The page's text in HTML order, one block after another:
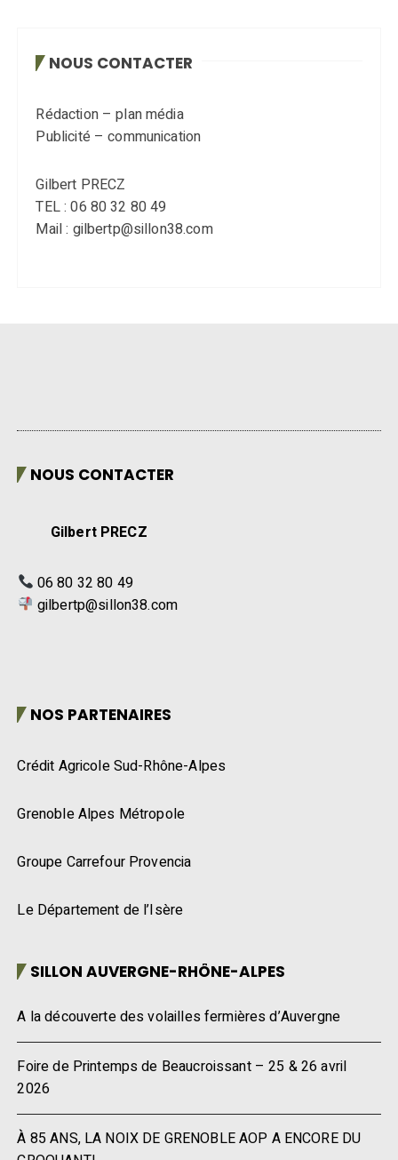
NOUS CONTACTER
Rédaction – plan média
Publicité – communication
Gilbert PRECZ
TEL : 06 80 32 80 49
Mail : gilbertp@sillon38.com
NOUS CONTACTER
Gilbert PRECZ
06 80 32 80 49
gilbertp@sillon38.com
NOS PARTENAIRES
Crédit Agricole Sud-Rhône-Alpes
Grenoble Alpes Métropole
Groupe Carrefour Provencia
Le Département de l’Isère
SILLON AUVERGNE-RHÔNE-ALPES
A la découverte des volailles fermières d’Auvergne
Foire de Printemps de Beaucroissant – 25 & 26 avril
2026
À 85 ANS, LA NOIX DE GRENOBLE AOP A ENCORE DU